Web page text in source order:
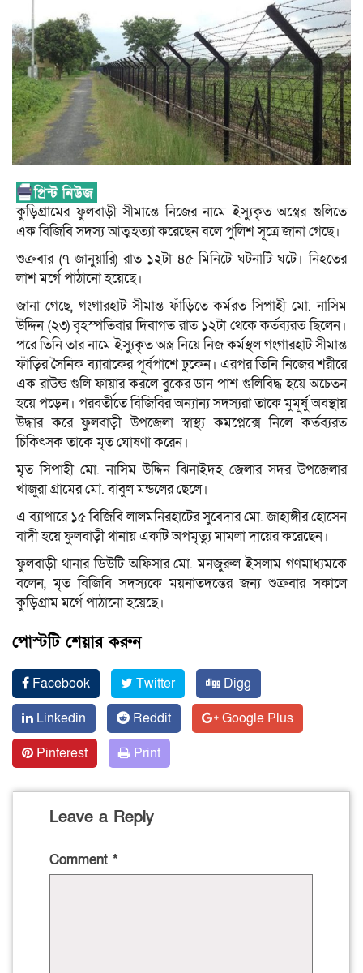
কুড়িগ্রামের ফুলবাড়ী সীমান্তে নিজের নামে ইস্যুকৃত অস্ত্রের গুলিতে
এক বিজিবি সদস্য আত্মহত্যা করেছেন বলে পুলিশ সূত্রে জানা গেছে।
শুক্রবার (৭ জানুয়ারি) রাত ১২টা ৪৫ মিনিটে ঘটনাটি ঘটে। নিহতের
লাশ মর্গে পাঠানো হয়েছে।
জানা গেছে, গংগারহাট সীমান্ত ফাঁড়িতে কর্মরত সিপাহী মো. নাসিম
উদ্দিন (২৩) বৃহস্পতিবার দিবাগত রাত ১২টা থেকে কর্তব্যরত ছিলেন।
পরে তিনি তার নামে ইস্যুকৃত অস্ত্র নিয়ে নিজ কর্মস্থল গংগারহাট সীমান্ত
ফাঁড়ির সৈনিক ব্যারাকের পূর্বপাশে ঢুকেন। এরপর তিনি নিজের শরীরে
এক রাউন্ড গুলি ফায়ার করলে বুকের ডান পাশ গুলিবিদ্ধ হয়ে অচেতন
হয়ে পড়েন। পরবর্তীতে বিজিবির অন্যান্য সদস্যরা তাকে মুমূর্ষু অবস্থায়
উদ্ধার করে ফুলবাড়ী উপজেলা স্বাস্থ্য কমপ্লেক্সে নিলে কর্তব্যরত
চিকিৎসক তাকে মৃত ঘোষণা করেন।
মৃত সিপাহী মো. নাসিম উদ্দিন ঝিনাইদহ জেলার সদর উপজেলার
খাজুরা গ্রামের মো. বাবুল মন্ডলের ছেলে।
এ ব্যাপারে ১৫ বিজিবি লালমনিরহাটের সুবেদার মো. জাহাঙ্গীর হোসেন
বাদী হয়ে ফুলবাড়ী থানায় একটি অপমৃত্যু মামলা দায়ের করেছেন।
ফুলবাড়ী থানার ডিউটি অফিসার মো. মনজুরুল ইসলাম গণমাধ্যমকে
বলেন, মৃত বিজিবি সদস্যকে ময়নাতদন্তের জন্য শুক্রবার সকালে
কুড়িগ্রাম মর্গে পাঠানো হয়েছে।
পোস্টটি শেয়ার করুন
Facebook Twitter
Digg
Linkedin
Reddit
Google Plus
Pinterest
Print
Leave a Reply
Comment *